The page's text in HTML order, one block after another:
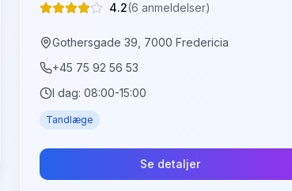
4.2(6 anmeldelser)
Gothersgade 39, 7000 Fredericia
+45 75 92 56 53
I dag:08:00-15:00
Tandlæge
Se detaljer